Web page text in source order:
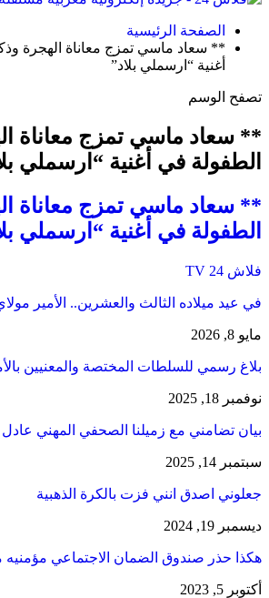
الصفحة الرئيسية
** سعاد ماسي تمزج معاناة الهجرة
أغنية “ارسملي بلاد”
تصفح الوسم
** سعاد ماسي تمزج معاناة
الطفولة في أغنية “ارسملي
** سعاد ماسي تمزج معاناة
الطفولة في أغنية “ارسملي
فلاش 24 TV
في عيد ميلاده الثالث والعشرين.. الأمير
مايو 8, 2026
بلاغ رسمي للسلطات المختصة والمعنيين
نوفمبر 18, 2025
بيان تضامني مع زميلنا الصحفي المهني
سبتمبر 14, 2025
جعلوني اصدق انني فزت بالكرة الذهبية
ديسمبر 19, 2024
هكذا حذر صندوق الضمان الاجتماعي
أكتوبر 5, 2023